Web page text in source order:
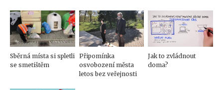
Sběrná místa si spletli
se smetištěm
Připomínka
osvobození města
letos bez veřejnosti
Jak to zvládnout
doma?